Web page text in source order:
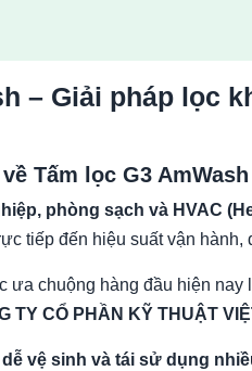
– Giải pháp lọc
Tấm lọc G3 AmWash
phòng sạch và HVAC
tiếp đến hiệu suất vận hành,
ưa chuộng hàng đầu hiện nay
TY CỔ PHẦN KỸ THUẬT
vệ sinh và tái sử dụng